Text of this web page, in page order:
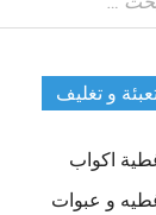
و تغليف
اكواب
و عبوات